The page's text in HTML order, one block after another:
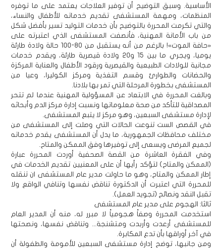
الأساسية. وسبق التوضيح أن توفير العلاجات يعتمد على ما توفره
المنظمات، ومهمة المستشفى تقديم خدماته للأطفال والنساء،
والتي تكرمت المحررة بالتوضيح بأن خدمات التوليد تسير بأفضل شكل
من باب الأمانة المهنية، فأنصفت المستشفى الذي اعتبرته على
«حافة الموت»! بالرغم من أنه يستقبل من 80-100 حالة ولادة طارئة
يوميا، ويجري ما بين 15 و20 ولادة قيصرية طارئة، ويقدم خدمات
مجانية للولادات الطبيعية والقيصرية ورقود الأطفال والعناية المركزة
والحضانات والطوارئ وقسم التغذية ومركز الكوليرا، وعيا من
المستشفى بخطورة المرحلة التي تمر بها بلادنا.
وبالغت المحررة في الابتعاد عن المسؤولية المهنية عندما لم تتحر
المصداقية للتأكد من صحة معلوماتها ونسبت إدارة مركز الدم وأبحاثه
لإدارة مستشفى السبعين، وهو مركز لا يتبع المستشفى.
في القصص الست تنوعت الحالات التي وصلت إلى المستشفى من
مختلف محافظات الجمهورية، ما يدل أن المستشفى يقدم خدماته
لجميع المرضى ويسعى إلى توفيرها وفق الممكن والمتاح.
وفي الفقرة العاشرة من القصة الصحفية أوردت المحررة عبارة
(الممكن والمتاح) لتؤكد رأيها أن على المعنيين تقديم الخدمات في
إطار الممكن والمتاح، وهو ما حاولت مدير عام المستشفى ان تنقله
للمحررة التي اعتبرت أن الدكتورة تناقض نفسها وتنافي الواقع ولا
تقبل النقد ونصائح (تجويد العمل).
ثالثا: الهجوم على مدير عام المستشفى
استخدمت المحررة وصفاً هجومياً لا مبرر له، منه أن المدير العام
للمستشفى أرعدت وأربدت ومتشنجة... وتناقض نفسها، ونصحتها
في آخر أوراقها بأن تدع المكابرة.
ومن جانبها، توضح إدارة مستشفى السبعين للأمومة والطفولة أن